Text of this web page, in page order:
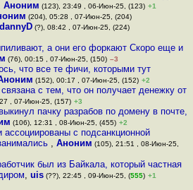
Аноним (123), 23:49 , 06-Июн-25, (123) +1
(204), 05:28 , 07-Июн-25, (204)
dannyD(?), 08:42 , 07-Июн-25, (224)
а они его форкают Скоро еще и
(76), 00:15 , 07-Июн-25, (150) –3
что все те фичи, которыми тут
(152), 00:17 , 07-Июн-25, (152) +2
с тем, что он получает денежку от
, 07-Июн-25, (157) +3
пачку разрабов по домену в почте,
(106), 12:31 , 08-Июн-25, (455) +2
с подсанкционной
, Аноним (105), 21:51 , 08-Июн-25,
был из Байкала, который частная
,uis (??), 22:45 , 09-Июн-25, (555) +1